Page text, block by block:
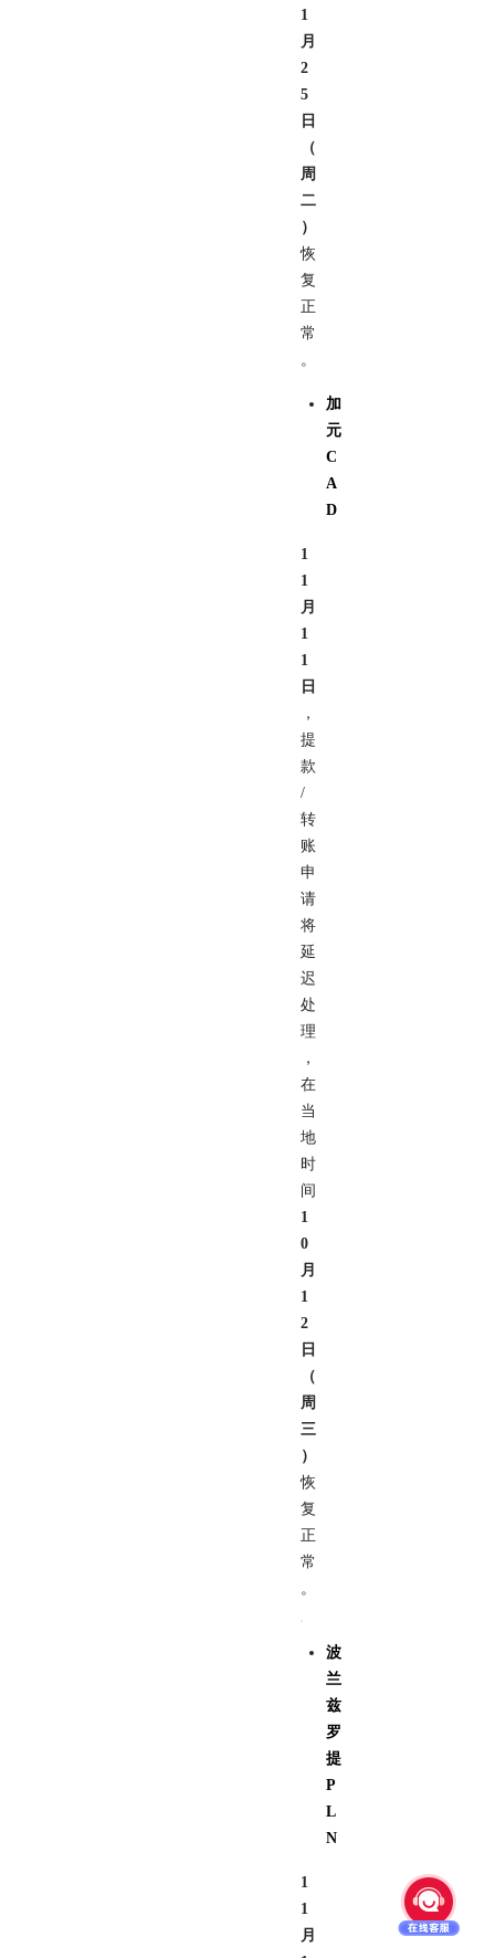
1
月
2
5
日
（
周
二
）
恢
复
正
常
。
加
元
C
A
D
1
1
月
1
1
日
，
提
款
/
转
账
申
请
将
延
迟
处
理
，
在
当
地
时
间
1
0
月
1
2
日
（
周
三
）
恢
复
正
常
。
波
兰
兹
罗
提
P
L
N
1
1
月